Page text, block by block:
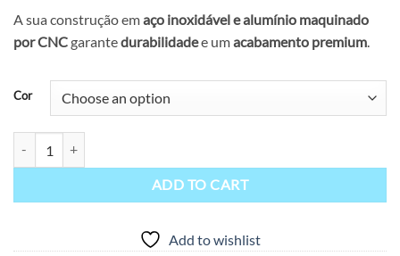
A sua construção emaço inoxidável e alumínio maquinado
por CNCgarantedurabilidadee umacabamento premium.
Cor
ADD TO CART
Add to wishlist